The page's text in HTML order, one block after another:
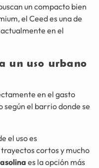
un compacto bien
el Ceed es una de
en el
un uso urbano
en el gasto
según el barrio donde se
el uso es
cortos y mucho
es la opción más